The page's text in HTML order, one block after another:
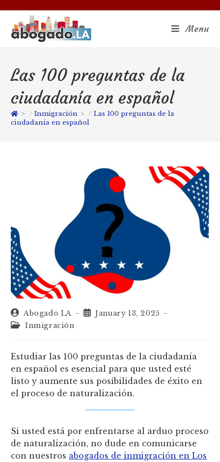
Menu
Las 100 preguntas de la
ciudadanía en español
> Inmigración >
Las 100 preguntas de la
ciudadanía en español
Abogado LA
January 13, 2025
Inmigración
Estudiar las 100 preguntas de la ciudadanía
en español es esencial para que usted esté
listo y aumente sus posibilidades de éxito en
el proceso de naturalización.
Si usted está por enfrentarse al arduo proceso
de naturalización, no dude en comunicarse
con nuestros abogados de inmigración en Los